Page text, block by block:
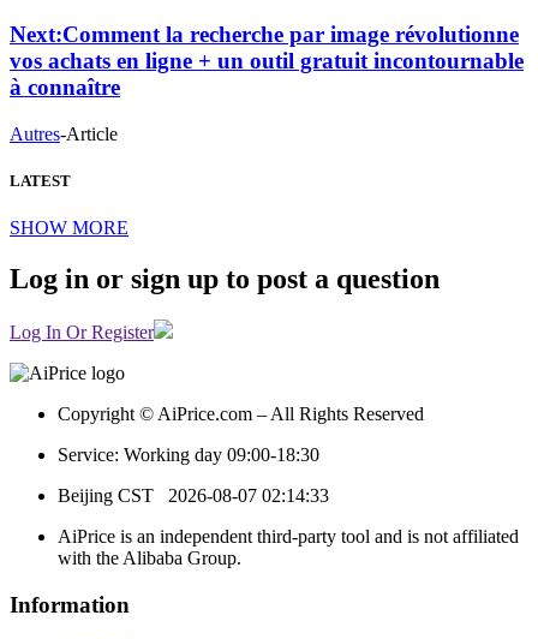
Next:Comment la recherche par image révolutionne
vos achats en ligne + un outil gratuit incontournable
à connaître
Autres-Article
LATEST
SHOW MORE
Log in or sign up to post a question
Log In Or Register
Copyright © AiPrice.com – All Rights Reserved
Service: Working day 09:00-18:30
Beijing CST 2026-08-07 02:14:33
AiPrice is an independent third-party tool and is not affiliated
with the Alibaba Group.
Information